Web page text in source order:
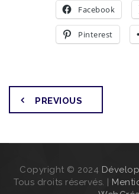
Facebook
Pinterest
PREVIOUS
Copyright © 2024
Tous droits réservés. |